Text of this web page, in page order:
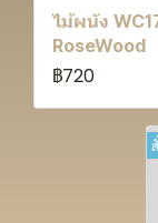
ไม้ผนัง
RoseWood
฿720